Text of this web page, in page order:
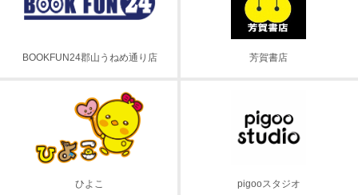
BOOKFUN24郡山うねめ通り店 芳賀書店
ひよこ pigooスタジオ